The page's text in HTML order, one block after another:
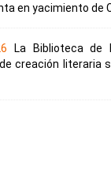
en yacimiento de
La Biblioteca de
creación literaria